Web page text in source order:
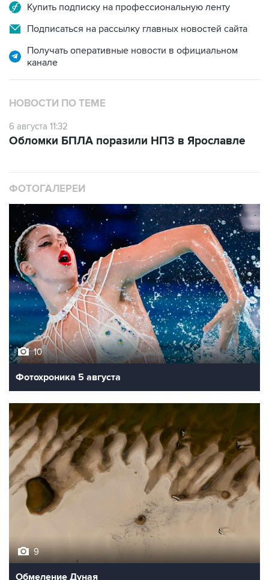
Купить подписку на профессиональную ленту
Подписаться на рассылку главных новостей сайта
Получать оперативные новости в официальном
канале
НОВОСТИ ПО ТЕМЕ
6 августа 11:32
Обломки БПЛА поразили НПЗ в Ярославле
ФОТОГАЛЕРЕИ
10
Фотохроника 5 августа
9
Обмеление Дуная